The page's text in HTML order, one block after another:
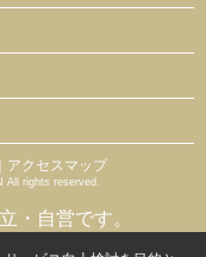
｜アクセスマップ
All rights reserved.
・自営です。